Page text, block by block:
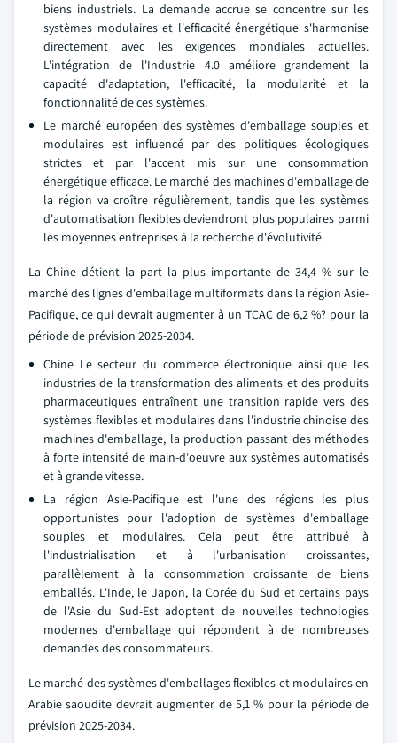
biens industriels. La demande accrue se concentre sur les
systèmes modulaires et l'efficacité énergétique s'harmonise
directement avec les exigences mondiales actuelles.
L'intégration de l'Industrie 4.0 améliore grandement la
capacité d'adaptation, l'efficacité, la modularité et la
fonctionnalité de ces systèmes.
Le marché européen des systèmes d'emballage souples et
modulaires est influencé par des politiques écologiques
strictes et par l'accent mis sur une consommation
énergétique efficace. Le marché des machines d'emballage de
la région va croître régulièrement, tandis que les systèmes
d'automatisation flexibles deviendront plus populaires parmi
les moyennes entreprises à la recherche d'évolutivité.
La Chine détient la part la plus importante de 34,4 % sur le
marché des lignes d'emballage multiformats dans la région Asie-
Pacifique, ce qui devrait augmenter à un TCAC de 6,2 %? pour la
période de prévision 2025-2034.
Chine Le secteur du commerce électronique ainsi que les
industries de la transformation des aliments et des produits
pharmaceutiques entraînent une transition rapide vers des
systèmes flexibles et modulaires dans l'industrie chinoise des
machines d'emballage, la production passant des méthodes
à forte intensité de main-d'oeuvre aux systèmes automatisés
et à grande vitesse.
La région Asie-Pacifique est l'une des régions les plus
opportunistes pour l'adoption de systèmes d'emballage
souples et modulaires. Cela peut être attribué à
l'industrialisation et à l'urbanisation croissantes,
parallèlement à la consommation croissante de biens
emballés. L'Inde, le Japon, la Corée du Sud et certains pays
de l'Asie du Sud-Est adoptent de nouvelles technologies
modernes d'emballage qui répondent à de nombreuses
demandes des consommateurs.
Le marché des systèmes d'emballages flexibles et modulaires en
Arabie saoudite devrait augmenter de 5,1 % pour la période de
prévision 2025-2034.